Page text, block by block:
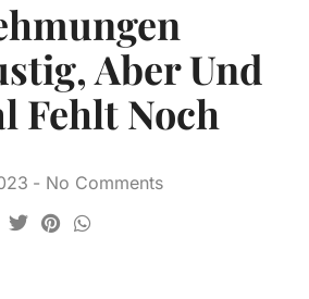
Aber Und
Fehlt Noch
- No Comments